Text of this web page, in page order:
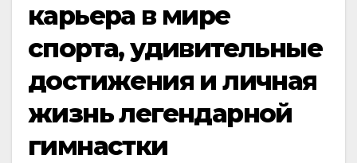
карьера в мире
спорта, удивительные
достижения и личная
жизнь легендарной
гимнастки